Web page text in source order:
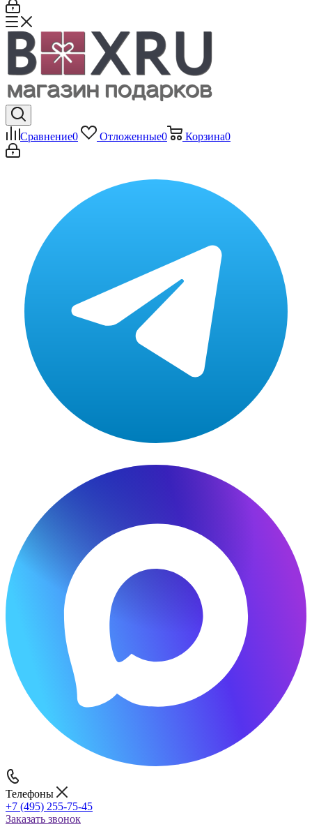
Сравнение0 Отложенные0 Корзина0
Телефоны
+7 (495) 255-75-45
Заказать звонок